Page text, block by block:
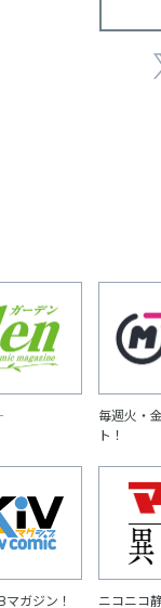
毎週火・
ト！
ガジン！ ニコニコ